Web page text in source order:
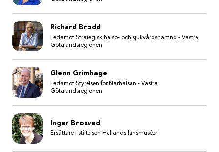
Richard Brodd
Ledamot Strategisk hälso- och sjukvårdsnämnd - Västra
Götalandsregionen
Glenn Grimhage
Ledamot Styrelsen för Närhälsan - Västra
Götalandsregionen
Inger Brosved
Ersättare i stiftelsen Hallands länsmuséer